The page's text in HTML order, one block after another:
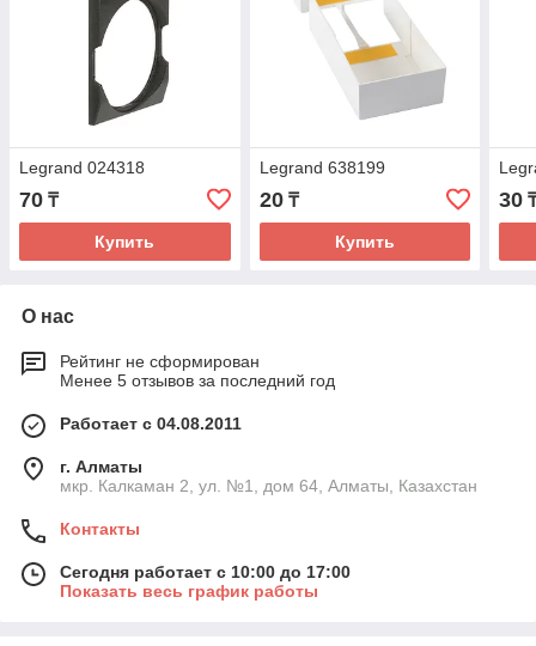
Legrand 024318
70 ₸
Купить
Legrand 638199
20₸
Купить
30
О нас
Рейтинг не сформирован
Менее 5 отзывов за последний год
Работает с 04.08.2011
г. Алматы
мкр. Калкаман 2, ул. №1, дом 64, Алматы, Казахстан
Контакты
Сегодня работает с 10:00 до 17:00
Показать весь график работы